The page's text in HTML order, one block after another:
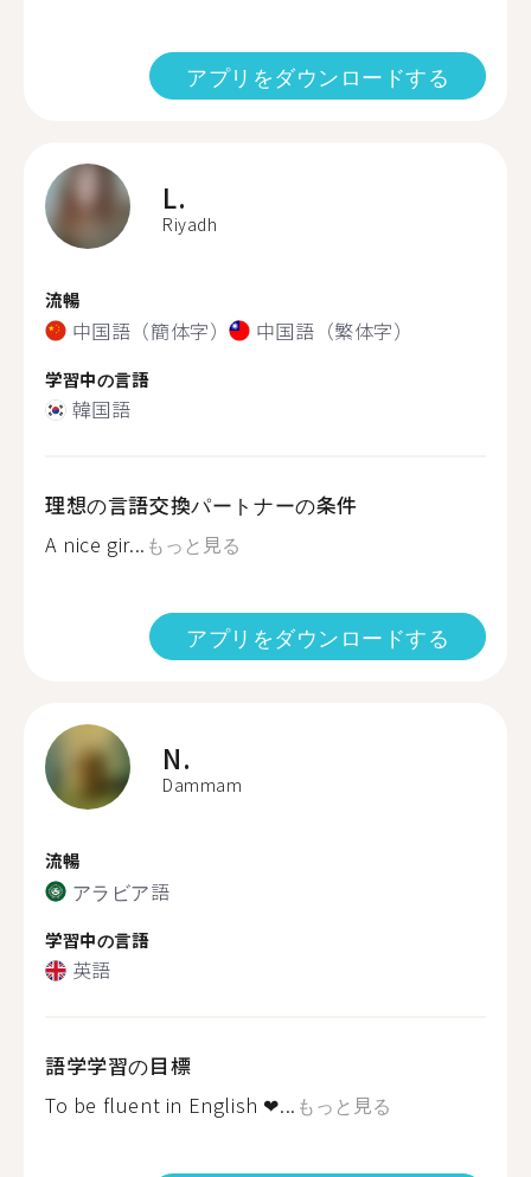
アプリをダウンロードする
L.
Riyadh
流暢
中国語（簡体字） 中国語（繁体字）
学習中の言語
韓国語
理想の言語交換パートナーの条件
A nice gir... もっと見る
アプリをダウンロードする
N.
Dammam
流暢
アラビア語
学習中の言語
英語
語学学習の目標
To be fluent in English ❤... もっと見る